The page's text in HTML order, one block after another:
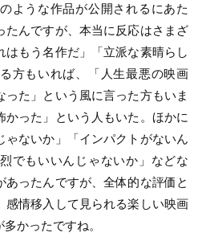
ような作品が公開されるにあた
たんですが、本当に反応はさまざ
はもう名作だ」「立派な素晴らし
方もいれば、「人生最悪の映画
た」という風に言った方もいま
かった」という人もいた。ほかに
ゃないか」「インパクトがないん
でもいいんじゃないか」などな
あったんですが、全体的な評価と
感情移入して見られる楽しい映画
かったですね。